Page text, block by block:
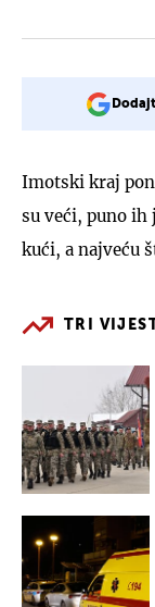
Imotski kraj
su veći, puno ih
kući, a najveću
TRI